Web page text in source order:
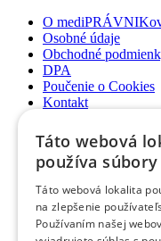
O
Osobné údaje
Obchodné
DPA
Poučenie o Cookies
Kontakt
Newsletter
Články
Podcasty
Informované súhlasy
Právny web pre
Právnik na telefóne
Táto webová
používa
Táto webová lokalita
na zlepšenie
Používaním našej